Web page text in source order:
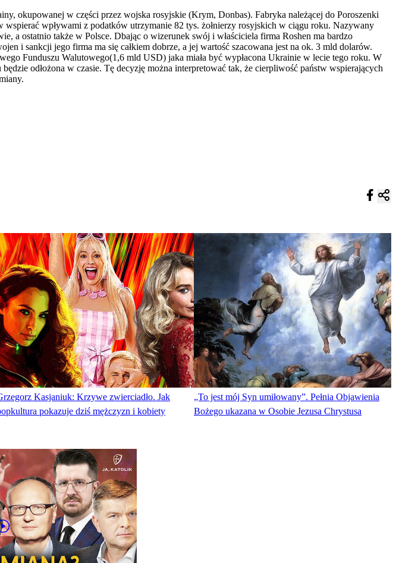
okupowanej w części przez wojska rosyjskie (Krym, Donbas). Fabryka należącej do Poroszenki
wpływami z podatków utrzymanie 82 tys. żołnierzy rosyjskich w ciągu roku. Nazywany
a ostatnio także w Polsce. Dbając o wizerunek swój i właściciela firma Roshen ma bardzo
i sankcji jego firma ma się całkiem dobrze, a jej wartość szacowana jest na ok. 3 mld dolarów.
Funduszu Walutowego(1,6 mld USD) jaka miała być wypłacona Ukrainie w lecie tego roku. W
odłożona w czasie. Tę decyzję można interpretować tak, że cierpliwość państw wspierających
Kasjaniuk: Krzywe zwierciadło. Jak
pokazuje dziś mężczyzn i kobiety
„To jest mój Syn umiłowany”. Pełnia Objawienia
Bożego ukazana w Osobie Jezusa Chrystusa